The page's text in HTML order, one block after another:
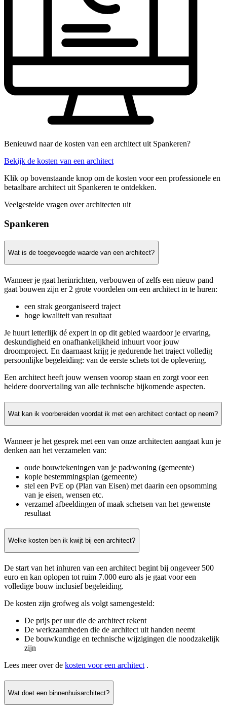
Benieuwd naar de kosten van een architect uit Spankeren?
Bekijk de kosten van een architect
Klik op bovenstaande knop om de kosten voor een professionele en
betaalbare architect uit Spankeren te ontdekken.
Veelgestelde vragen over architecten uit
Spankeren
Wat is de toegevoegde waarde van een architect?
Wanneer je gaat herinrichten, verbouwen of zelfs een nieuw pand
gaat bouwen zijn er 2 grote voordelen om een architect in te huren:
een strak georganiseerd traject
hoge kwaliteit van resultaat
Je huurt letterlijk dé expert in op dit gebied waardoor je ervaring,
deskundigheid en onafhankelijkheid inhuurt voor jouw
droomproject. En daarnaast krijg je gedurende het traject volledig
persoonlijke begeleiding: van de eerste schets tot de oplevering.
Een architect heeft jouw wensen voorop staan en zorgt voor een
heldere doorvertaling van alle technische bijkomende aspecten.
Wat kan ik voorbereiden voordat ik met een architect contact op neem?
Wanneer je het gesprek met een van onze architecten aangaat kun je
denken aan het verzamelen van:
oude bouwtekeningen van je pad/woning (gemeente)
kopie bestemmingsplan (gemeente)
stel een PvE op (Plan van Eisen) met daarin een opsomming
van je eisen, wensen etc.
verzamel afbeeldingen of maak schetsen van het gewenste
resultaat
Welke kosten ben ik kwijt bij een architect?
De start van het inhuren van een architect begint bij ongeveer 500
euro en kan oplopen tot ruim 7.000 euro als je gaat voor een
volledige bouw inclusief begeleiding.
De kosten zijn grofweg als volgt samengesteld:
De prijs per uur die de architect rekent
De werkzaamheden die de architect uit handen neemt
De bouwkundige en technische wijzigingen die noodzakelijk
zijn
Lees meer over de kosten voor een architect .
Wat doet een binnenhuisarchitect?